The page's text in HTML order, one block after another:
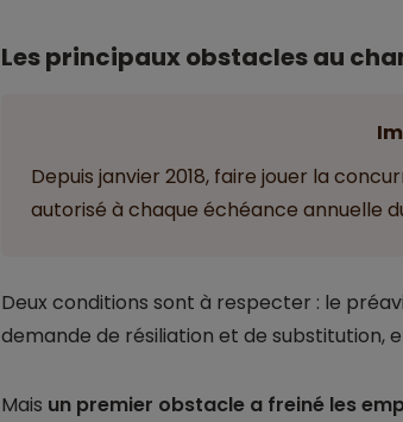
Les principaux obstacles au
Depuis janvier 2018, faire jouer la
autorisé à chaque échéance annuelle
Deux conditions sont à respecter : le
demande de résiliation et de substitution,
Mais un premier obstacle a freiné les